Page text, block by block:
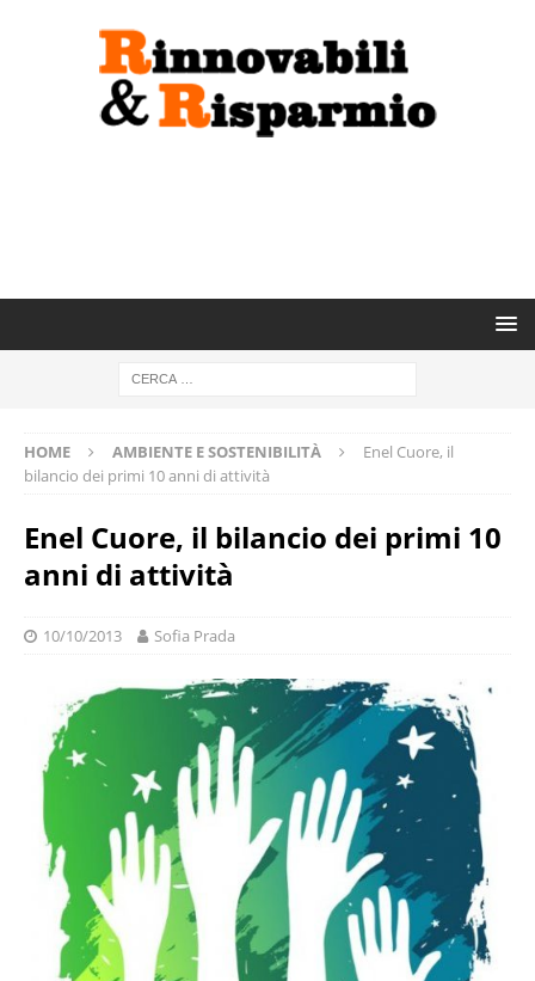
HOME AMBIENTE E SOSTENIBILITÀ
Enel Cuore, il
bilancio dei primi 10 anni di attività
Enel Cuore, il bilancio dei primi 10
anni di attività
10/10/2013 Sofia Prada